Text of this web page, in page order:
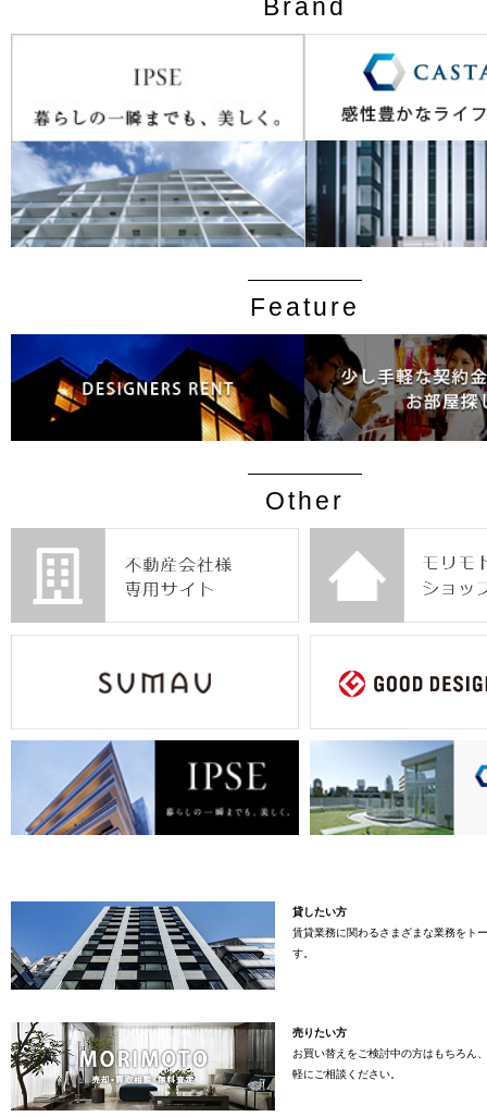
Brand
Feature
Other
貸したい方
賃貸業務に関わるさまざまな業務をト
す。
売りたい方
お買い替えをご検討中の方はもちろん
軽にご相談ください。